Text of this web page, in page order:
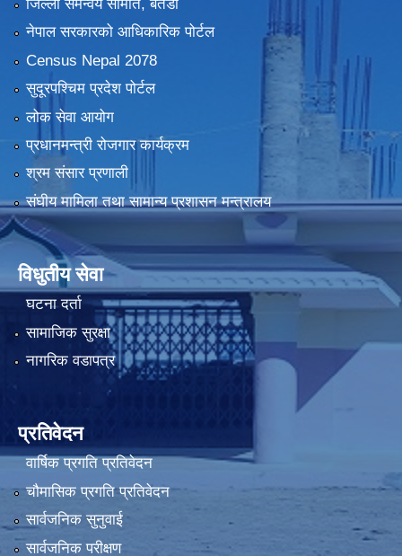
जिल्ला समन्वय समिति, बैतडी
नेपाल सरकारको आधिकारिक पोर्टल
Census Nepal 2078
सुदूरपश्चिम प्रदेश पोर्टल
लोक सेवा आयोग
प्रधानमन्त्री रोजगार कार्यक्रम
श्रम संसार प्रणाली
संघीय मामिला तथा सामान्य प्रशासन मन्त्रालय
विधुतीय सेवा
घटना दर्ता
सामाजिक सुरक्षा
नागरिक वडापत्र
प्रतिवेदन
वार्षिक प्रगति प्रतिवेदन
चौमासिक प्रगति प्रतिवेदन
सार्वजनिक सुनुवाई
सार्वजनिक परीक्षण